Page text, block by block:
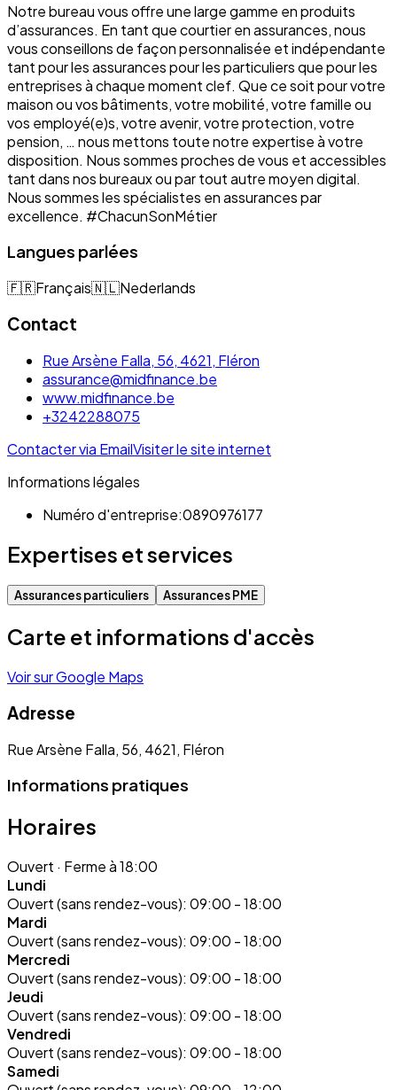
Notre bureau vous offre une large gamme en produits
d’assurances. En tant que courtier en assurances, nous
vous conseillons de façon personnalisée et indépendante
tant pour les assurances pour les particuliers que pour les
entreprises à chaque moment clef. Que ce soit pour votre
maison ou vos bâtiments, votre mobilité, votre famille ou
vos employé(e)s, votre avenir, votre protection, votre
pension, … nous mettons toute notre expertise à votre
disposition. Nous sommes proches de vous et accessibles
tant dans nos bureaux ou par tout autre moyen digital.
Nous sommes les spécialistes en assurances par
excellence. #ChacunSonMétier
Langues parlées
🇫🇷Français🇳🇱Nederlands
Contact
Rue Arsène Falla, 56, 4621, Fléron
assurance@midfinance.be
www.midfinance.be
+3242288075
Contacter via EmailVisiter le site internet
Informations légales
Numéro d'entreprise:0890976177
Expertises et services
Assurances particuliers Assurances PME
Carte et informations d'accès
Voir sur Google Maps
Adresse
Rue Arsène Falla, 56, 4621, Fléron
Informations pratiques
Horaires
Ouvert · Ferme à 18:00
Lundi
Ouvert (sans rendez-vous): 09:00 - 18:00
Mardi
Ouvert (sans rendez-vous): 09:00 - 18:00
Mercredi
Ouvert (sans rendez-vous): 09:00 - 18:00
Jeudi
Ouvert (sans rendez-vous): 09:00 - 18:00
Vendredi
Ouvert (sans rendez-vous): 09:00 - 18:00
Samedi